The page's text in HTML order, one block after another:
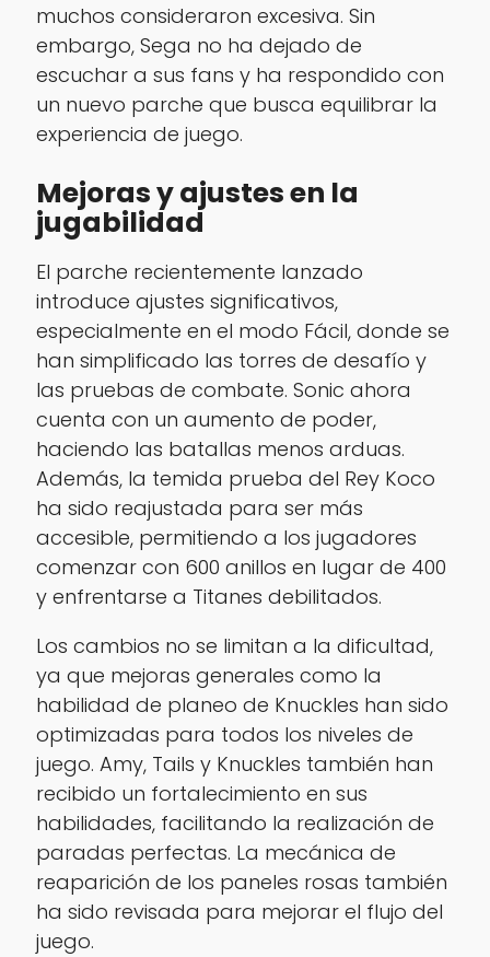
muchos consideraron excesiva. Sin
embargo, Sega no ha dejado de
escuchar a sus fans y ha respondido con
un nuevo parche que busca equilibrar la
experiencia de juego.
Mejoras y ajustes en la
jugabilidad
El parche recientemente lanzado
introduce ajustes significativos,
especialmente en el modo Fácil, donde se
han simplificado las torres de desafío y
las pruebas de combate. Sonic ahora
cuenta con un aumento de poder,
haciendo las batallas menos arduas.
Además, la temida prueba del Rey Koco
ha sido reajustada para ser más
accesible, permitiendo a los jugadores
comenzar con 600 anillos en lugar de 400
y enfrentarse a Titanes debilitados.
Los cambios no se limitan a la dificultad,
ya que mejoras generales como la
habilidad de planeo de Knuckles han sido
optimizadas para todos los niveles de
juego. Amy, Tails y Knuckles también han
recibido un fortalecimiento en sus
habilidades, facilitando la realización de
paradas perfectas. La mecánica de
reaparición de los paneles rosas también
ha sido revisada para mejorar el flujo del
juego.